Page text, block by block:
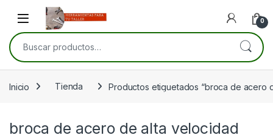
Skip to navigation
Skip to content
Open 0
Buscar por:
Inicio Tienda Productos etiquetados “broca de acero
broca de acero de alta velocidad